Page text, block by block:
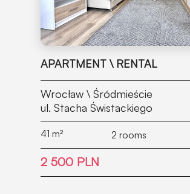
APARTMENT \ RENTAL
Wrocław \ Śródmieście
ul. Stacha Świstackiego
41 m² 2 rooms
2 500 PLN